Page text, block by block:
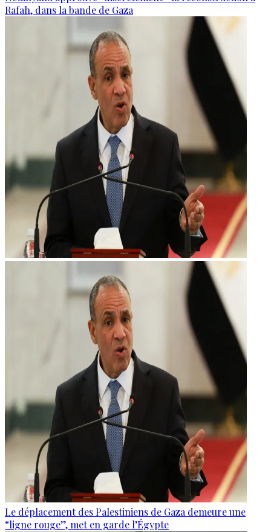
Rafah, dans la bande de Gaza
Le déplacement des Palestiniens de Gaza demeure une
“ligne rouge”, met en garde l’Égypte